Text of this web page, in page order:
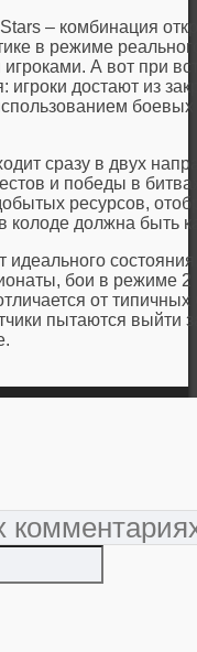
– комбинация
в режиме
А вот при
игроки достают из
сразу в двух
и победы в
ресурсов,
колоде должна быть
идеального
бои в режиме
от типичных
пытаются